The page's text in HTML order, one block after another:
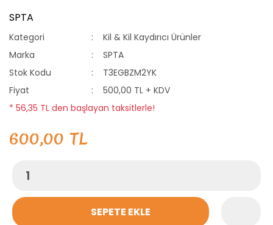
SPTA
Kategori
Kil & Kil Kaydırıcı Ürünler
Marka
SPTA
Stok Kodu
T3EGBZM2YK
Fiyat
500,00 TL + KDV
* 56,35 TL den başlayan taksitlerle!
600,00 TL
SEPETE EKLE